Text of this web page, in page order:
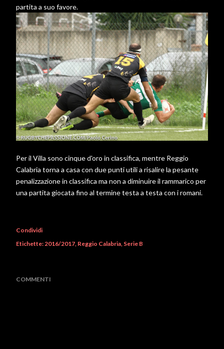
partita a suo favore.
Per il Villa sono cinque d'oro in classifica, mentre Reggio
Calabria torna a casa con due punti utili a risalire la pesante
penalizzazione in classifica ma non a diminuire il rammarico per
una partita giocata fino al termine testa a testa con i romani.
Condividi
Etichette: 2016/2017 Reggio Calabria Serie B
COMMENTI